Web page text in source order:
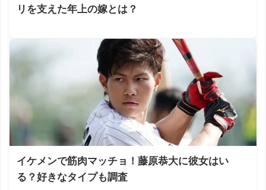
リを支えた年上の嫁とは？
イケメンで筋肉マッチョ！藤原恭大に彼女はい
る？好きなタイプも調査